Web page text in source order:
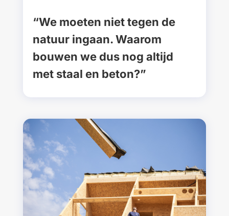
“We moeten niet tegen de
natuur ingaan. Waarom
bouwen we dus nog altijd
met staal en beton?”